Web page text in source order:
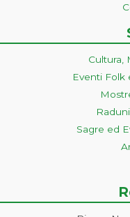
Cultura,
Eventi Folk
Sagre ed